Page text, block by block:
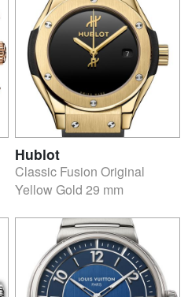
Hublot
Classic Fusion Original
Yellow Gold 29 mm